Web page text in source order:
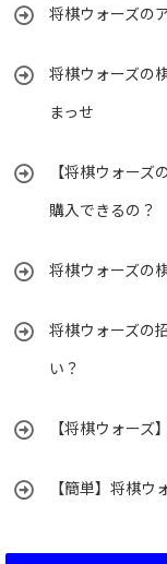
将棋ウォーズの
将棋ウォーズの
まっせ
【将棋ウォーズ
購入できるの？
将棋ウォーズの
将棋ウォーズの
い？
【将棋ウォーズ
【簡単】将棋ウ